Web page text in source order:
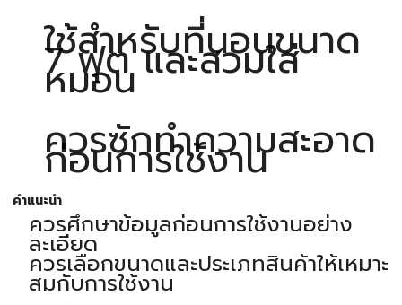
ใช้สำหรับที่นอนขนาด
7 ฟุต และสวมใส่
หมอน
ควรซักทำความสะอาด
ก่อนการใช้งาน
คำแนะนำ
ควรศึกษาข้อมูลก่อนการใช้งานอย่าง
ละเอียด
ควรเลือกขนาดและประเภทสินค้าให้เหมาะ
สมกับการใช้งาน